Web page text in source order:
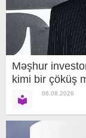
Məşhur
kimi bir çöküş
06.08.2026